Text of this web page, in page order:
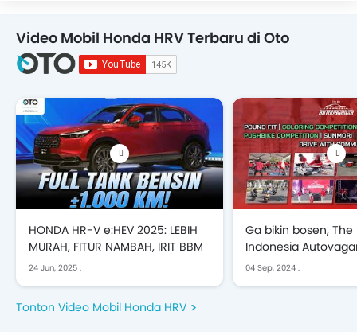
Video Mobil Honda HRV Terbaru di Oto
HONDA HR-V e:HEV 2025: LEBIH
MURAH, FITUR NAMBAH, IRIT BBM
24 Jun, 2025 .
Ga bikin bosen,
Indonesia
Banyak Keseruan
04 Sep, 2024 .
Tonton Video Mobil Honda HRV